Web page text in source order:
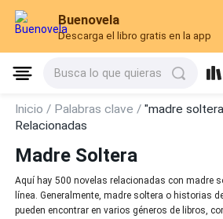
Buenovela
Descarga el libro gratis en la app
Busca lo que quieras
Inicio / Palabras clave /"madre
Relacionadas
Madre Soltera
Aquí hay 500 novelas relacionadas con madre
línea. Generalmente, madre soltera o historias
pueden encontrar en varios géneros de libros,